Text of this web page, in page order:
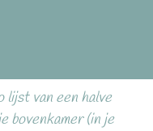
lijst van een halve
bovenkamer (in je